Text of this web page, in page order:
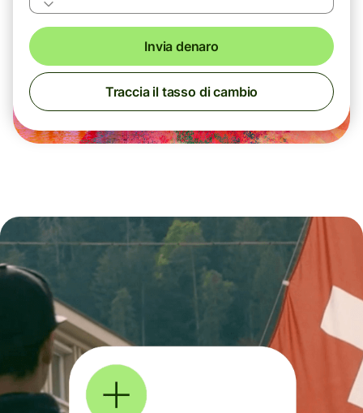
Invia denaro
Traccia il tasso di cambio